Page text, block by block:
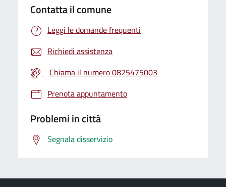
Contatta il comune
Leggi le domande frequenti
Richiedi assistenza
Chiama il numero 0825475003
Prenota appuntamento
Problemi in città
Segnala disservizio